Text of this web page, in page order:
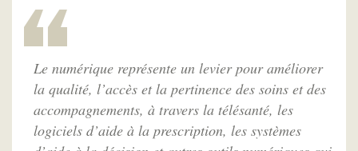
Le numérique représente un levier pour améliorer
la qualité, l’accès et la pertinence des soins et des
accompagnements, à travers la télésanté, les
logiciels d’aide à la prescription, les systèmes